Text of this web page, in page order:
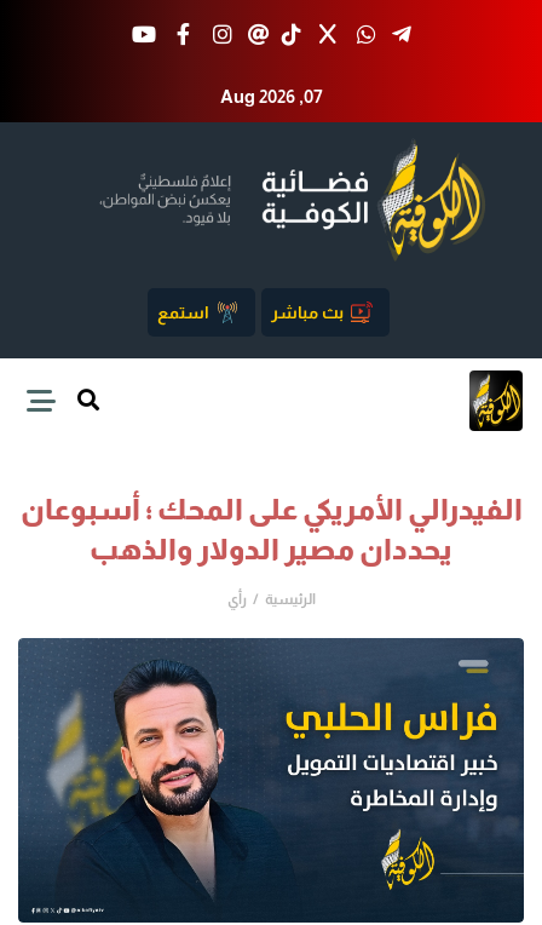
Aug 2026 ,07
بث مباشر استمع
الفيدرالي الأمريكي على المحك ؛ أسبوعان
يحددان مصير الدولار والذهب
الرئيسية رأي